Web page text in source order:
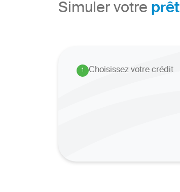
Simuler votreprêt
1. Choisissez votre crédit